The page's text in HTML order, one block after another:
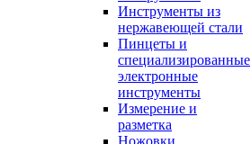
Инструменты из
нержавеющей стали
Пинцеты и
специализированные
электронные
инструменты
Измерение и
разметка
Ножовки